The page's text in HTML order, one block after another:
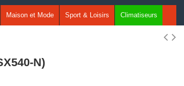
Maison et Mode Sport & Loisirs Climatiseurs
N)